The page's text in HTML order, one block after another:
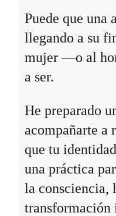
Puede que una
llegando a su
mujer —o al
a ser.
He preparado
acompañarte a
que tu
una práctica
la consciencia,
transformación